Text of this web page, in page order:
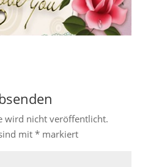
wird nicht veröffentlicht.
mit *markiert